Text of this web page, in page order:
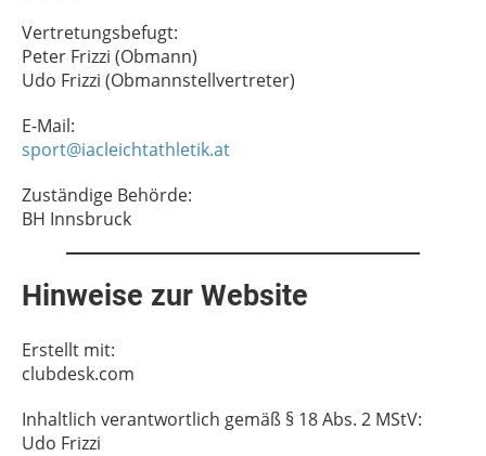
Vertretungsbefugt:
Peter Frizzi (Obmann)
Udo Frizzi (Obmannstellvertreter)
E-Mail:
sport@iacleichtathletik.at
Zuständige Behörde:
BH Innsbruck
Hinweise zur Website
Erstellt mit:
clubdesk.com
Inhaltlich verantwortlich gemäß § 18 Abs. 2 MStV:
Udo Frizzi